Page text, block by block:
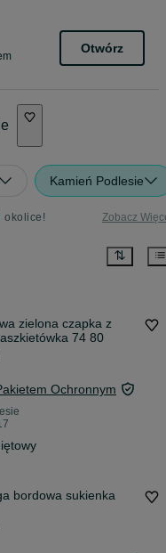
Otwórz
Kamień Podlesie
okolice! Zobacz
zielona czapka z
74 80
Ochronnym
bordowa sukienka